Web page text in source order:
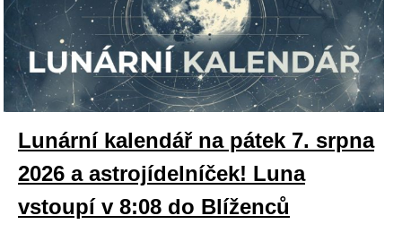
Lunární kalendář na pátek 7. srpna
2026 a astrojídelníček! Luna
vstoupí v 8:08 do Blíženců